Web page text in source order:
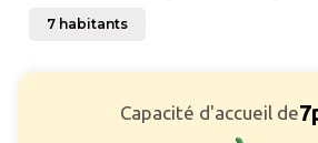
7 habitants
Capacité d'accueil de7